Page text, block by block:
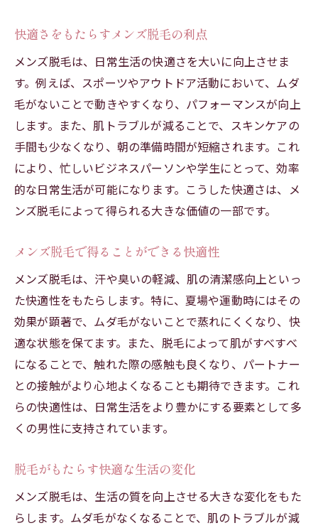
快適さをもたらすメンズ脱毛の利点
メンズ脱毛は、日常生活の快適さを大いに向上させま
す。例えば、スポーツやアウトドア活動において、ムダ
毛がないことで動きやすくなり、パフォーマンスが向上
します。また、肌トラブルが減ることで、スキンケアの
手間も少なくなり、朝の準備時間が短縮されます。これ
により、忙しいビジネスパーソンや学生にとって、効率
的な日常生活が可能になります。こうした快適さは、メ
ンズ脱毛によって得られる大きな価値の一部です。
メンズ脱毛で得ることができる快適性
メンズ脱毛は、汗や臭いの軽減、肌の清潔感向上といっ
た快適性をもたらします。特に、夏場や運動時にはその
効果が顕著で、ムダ毛がないことで蒸れにくくなり、快
適な状態を保てます。また、脱毛によって肌がすべすべ
になることで、触れた際の感触も良くなり、パートナー
との接触がより心地よくなることも期待できます。これ
らの快適性は、日常生活をより豊かにする要素として多
くの男性に支持されています。
脱毛がもたらす快適な生活の変化
メンズ脱毛は、生活の質を向上させる大きな変化をもた
らします。ムダ毛がなくなることで、肌のトラブルが減